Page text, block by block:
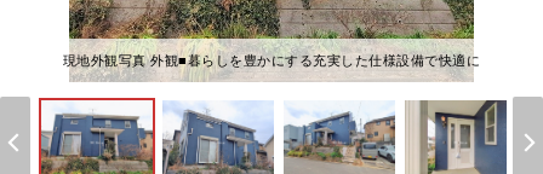
現地外観写真 外観■暮らしを豊かにする充実した仕様設備で快適に